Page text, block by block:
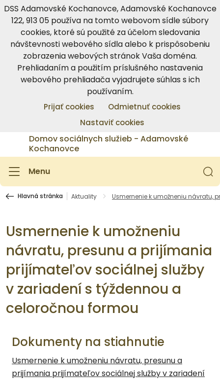
DSS Adamovské Kochanovce, Adamovské Kochanovce
122, 913 05 používa na tomto webovom sídle súbory
cookies, ktoré sú použité za účelom sledovania
návštevnosti webového sídla alebo k prispôsobeniu
zobrazenia webových stránok Vaša doména.
Prehliadaním a použitím príslušného nastavenia
webového prehliadača vyjadrujete súhlas s ich
používaním.
Prijať cookies
Odmietnuť cookies
Nastaviť cookies
Domov sociálnych služieb - Adamovské
Kochanovce
Menu
Hlavná stránka Aktuality Usmernenie k umožneniu návratu,
Usmernenie k umožneniu
návratu, presunu a prijímania
prijímateľov sociálnej služby
v zariadení s týždennou a
celoročnou formou
Dokumenty na stiahnutie
Usmernenie k umožneniu návratu, presunu a
prijímania prijímateľov sociálnej služby v zariadení